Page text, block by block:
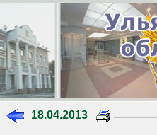
18.04.2013